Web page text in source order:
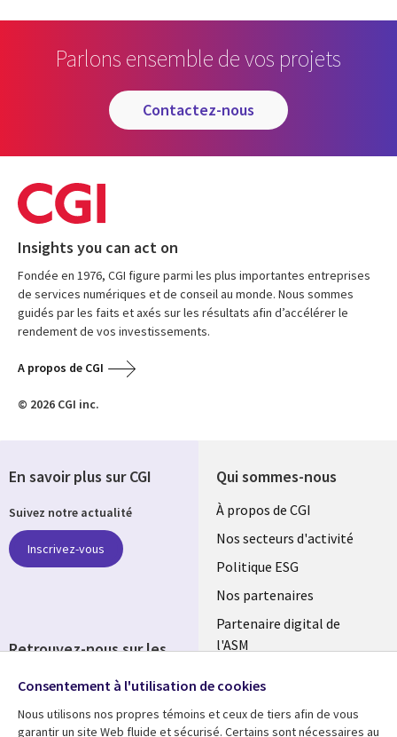
Parlons ensemble de vos projets
contactez-nous
Insights you can act on
Fondée en 1976, CGI figure parmi les plus importantes entreprises
de services numériques et de conseil au monde. Nous sommes
guidés par les faits et axés sur les résultats afin d’accélérer le
rendement de vos investissements.
A propos de CGI
© 2026 CGI inc.
Qui sommes-nous
Useful
links
FRANCE
À propos de CGI
Nos secteurs d'activité
Politique ESG
Nos partenaires
Partenaire digital de
l'ASM
En savoir plus sur CGI
Suivez notre actualité
Inscrivez-vous
Retrouvez-nous sur les
Media
Consentement à l'utilisation de cookies
Nous utilisons nos propres témoins et ceux de tiers afin de vous
garantir un site Web fluide et sécurisé. Certains sont nécessaires au